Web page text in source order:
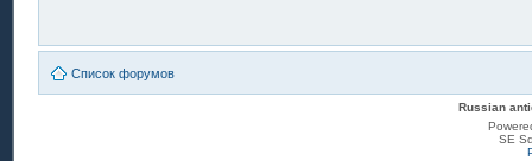
Список форумов
Russian
SE